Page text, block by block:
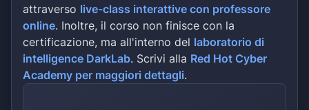
attraverso live-class interattive con professore
online. Inoltre, il corso non finisce con la
certificazione, ma all'interno del laboratorio di
intelligence DarkLab. Scrivi alla Red Hot Cyber
Academy per maggiori dettagli.